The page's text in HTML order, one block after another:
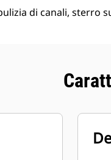
di canali, sterro